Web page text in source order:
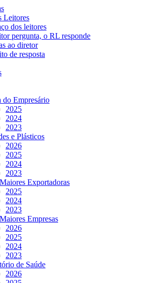
Leitores
dos leitores
pergunta, o RL responde
ao diretor
de resposta
do Empresário
2025
2024
2023
e Plásticos
2026
2025
2024
2023
Exportadoras
2025
2024
2023
Empresas
2026
2025
2024
2023
de Saúde
2026